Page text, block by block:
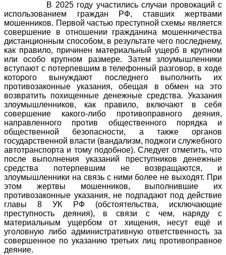
В 2025 году участились случаи провокаций с
использованием граждан РФ, ставших жертвами
мошенников. Первой частью преступной схемы является
совершение в отношении гражданина мошенничества
дистанционным способом, в результате чего последнему,
как правило, причинен материальный ущерб в крупном
или особо крупном размере. Затем злоумышленники
вступают с потерпевшим в телефонный разговор, в ходе
которого вынуждают последнего выполнить их
противозаконные указания, обещая в обмен на это
возвратить похищенные денежные средства. Указания
злоумышленников, как правило, включают в себя
совершение какого-либо противоправного деяния,
направленного против общественного порядка и
общественной безопасности, а также органов
государственной власти (вандализм, поджоги служебного
автотранспорта и тому подобное). Следует отметить, что
после выполнения указаний преступников денежные
средства потерпевшим не возвращаются, и
злоумышленники на связь с ними более не выходят. При
этом жертвы мошенников, выполнившие их
противозаконные указания, не подпадают под действие
главы 8 УК РФ (обстоятельства, исключающие
преступность деяния), в связи с чем, наряду с
материальным ущербом от хищения, несут ещё и
уголовную либо административную ответственность за
совершенное по указанию третьих лиц противоправное
деяние.